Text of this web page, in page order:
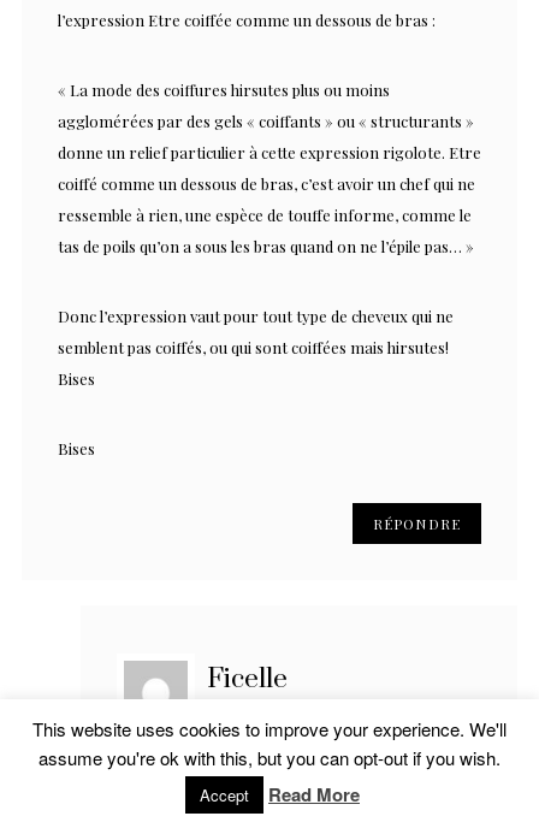
l’expression Etre coiffée comme un dessous de bras :
« La mode des coiffures hirsutes plus ou moins
agglomérées par des gels « coiffants » ou « structurants »
donne un relief particulier à cette expression rigolote. Etre
coiffé comme un dessous de bras, c’est avoir un chef qui ne
ressemble à rien, une espèce de touffe informe, comme le
tas de poils qu’on a sous les bras quand on ne l’épile pas… »
Donc l’expression vaut pour tout type de cheveux qui ne
semblent pas coiffés, ou qui sont coiffées mais hirsutes!
Bises
Bises
RÉPONDRE
Ficelle
Étrangement je n’ai jamais lu cette expression à
destination de personnalités blanches non coiffées
This website uses cookies to improve your experience. We'll
assume you're ok with this, but you can opt-out if you wish.
Accept Read More